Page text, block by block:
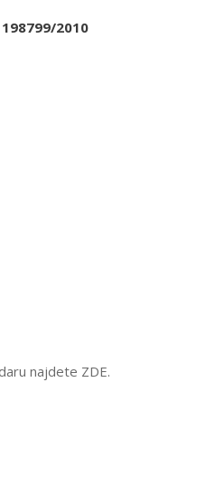
2010
najdete ZDE.